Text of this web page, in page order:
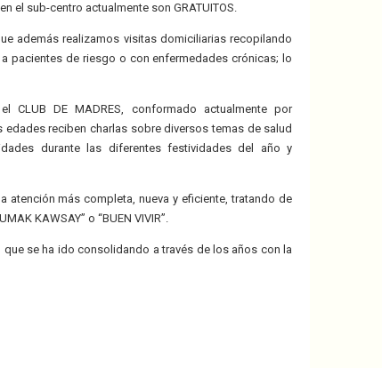
el sub-centro actualmente son GRATUITOS.
además realizamos visitas domiciliarias recopilando
pacientes de riesgo o con enfermedades crónicas; lo
DE MADRES, conformado actualmente por
reciben charlas sobre diversos temas de salud
durante las diferentes festividades del año y
atención más completa, nueva y eficiente, tratando de
KAWSAY” o “BUEN VIVIR”.
se ha ido consolidando a través de los años con la